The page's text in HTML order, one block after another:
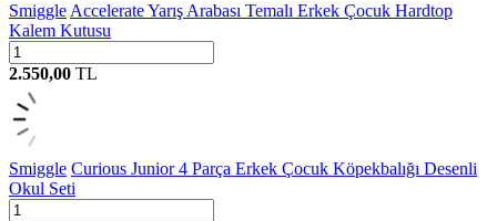
SmiggleAccelerate Yarış Arabası Temalı Erkek Çocuk Hardtop
Kalem Kutusu
2.550,00 TL
Smiggle Curious Junior 4 Parça Erkek Çocuk Köpekbalığı Desenli
Okul Seti